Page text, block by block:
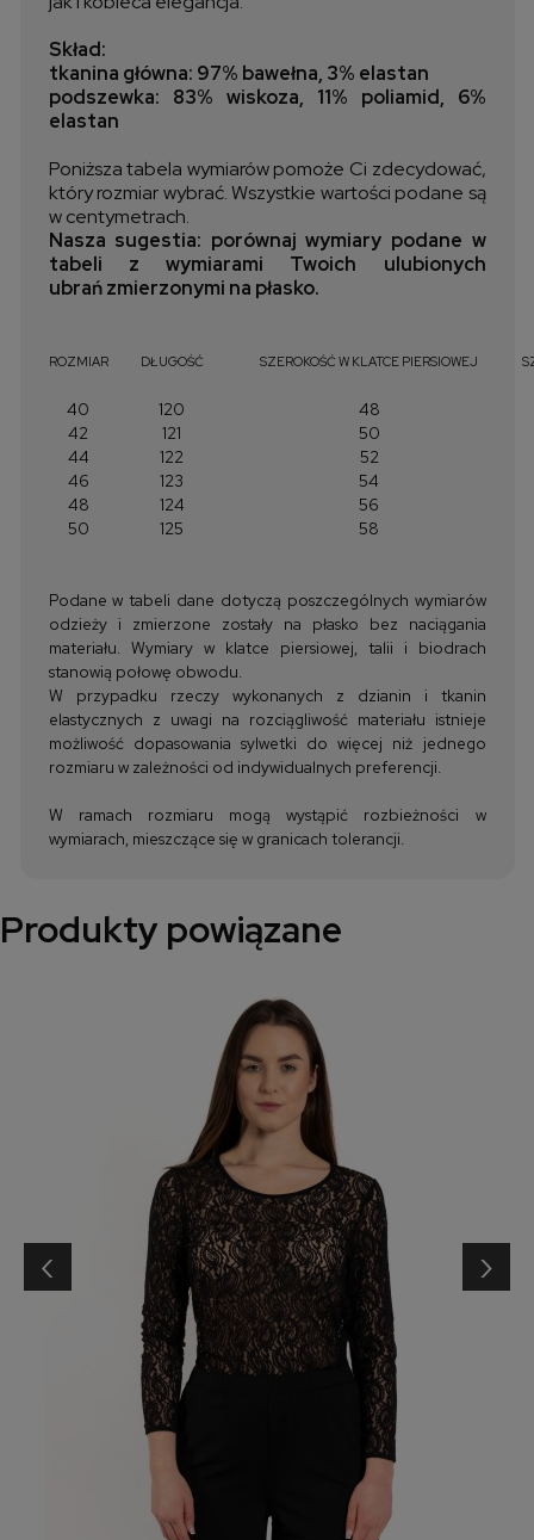
Skład:
tkanina główna: 97% bawełna, 3% elastan
podszewka: 83% wiskoza, 11% poliamid, 6%
elastan
Poniższa tabela wymiarów pomoże Ci zdecydować,
który rozmiar wybrać. Wszystkie wartości podane są
w centymetrach.
Nasza sugestia: porównaj wymiary podane w
tabeli z wymiarami Twoich ulubionych
ubrań zmierzonymi na płasko.
ROZMIAR DŁUGOŚĆ SZEROKOŚĆ W KLATCE PIERSIOWEJ
40 120
48
42
121
50
44
122
52
46
123
54
48
124
56
50
125 58
Podane w tabeli dane dotyczą poszczególnych wymiarów
odzieży i zmierzone zostały na płasko bez naciągania
materiału. Wymiary w klatce piersiowej, talii i biodrach
stanowią połowę obwodu.
W przypadku rzeczy wykonanych z dzianin i tkanin
elastycznych z uwagi na rozciągliwość materiału istnieje
możliwość dopasowania sylwetki do więcej niż jednego
rozmiaru w zależności od indywidualnych preferencji.
W ramach rozmiaru mogą wystąpić rozbieżności w
wymiarach, mieszczące się w granicach tolerancji.
Produkty powiązane
‹ ›